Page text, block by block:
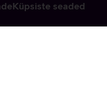
Küpsiste seaded